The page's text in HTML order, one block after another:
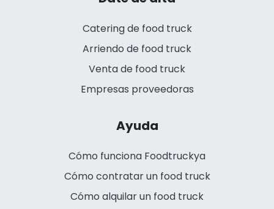
Catering de food truck
Arriendo de food truck
Venta de food truck
Empresas proveedoras
Ayuda
Cómo funciona Foodtruckya
Cómo contratar un food truck
Cómo alquilar un food truck